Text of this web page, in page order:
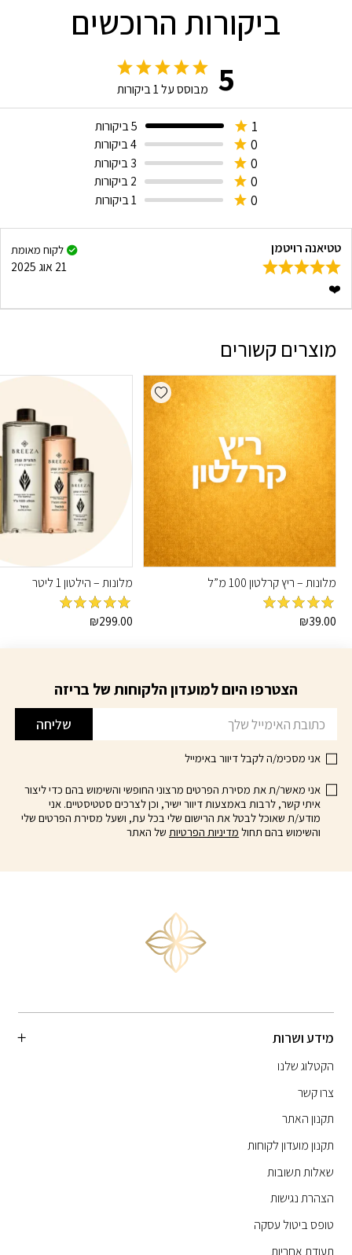
ביקורות הרוכשים
5 מבוסס על1ביקורות
1 5 ביקורות
0 4 ביקורות
0 3 ביקורות
0 2 ביקורות
0 1 ביקורות
טטיאנה רויטמן לקוח מאומת
21 אוג 2025
❤️
מוצרים קשורים
Add wishlist
מלונות – ריץ קרלטון 100 מ”ל
מדורג5
₪39.00
מלונות – הילטון 1 ליטר
מדורג5מתוך₪299.00
הצטרפו היום למועדון הלקוחות של בריזה
שליחה
אני מסכימ/ה לקבל דיוור באימייל
אני מאשר/ת את מסירת הפרטים מרצוני החופשי והשימוש בהם כדי ליצור
איתי קשר, לרבות באמצעות דיוור ישיר, וכן לצרכים סטטיסטיים. אני
מודע/ת שאוכל לבטל את הרישום שלי בכל עת, ושעל מסירת הפרטים שלי
והשימוש בהם תחול מדיניות הפרטיות של האתר
מידע ושרות
הקטלוג שלנו
צרו קשר
תקנון האתר
תקנון מועדון לקוחות
שאלות תשובות
הצהרת נגישות
טופס ביטול עסקה
תעודת אחריות